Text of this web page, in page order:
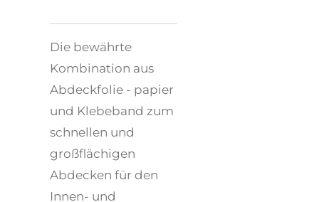
Die bewährte
Kombination aus
Abdeckfolie - papier
und Klebeband zum
schnellen und
großflächigen
Abdecken für den
Innen- und